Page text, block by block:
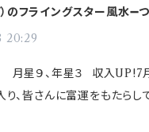
のフライングスター風水➖
20:29
月星９、年星３ 収入UP!7
り、皆さんに富運をもたらし
ッシュフローが改善され、売